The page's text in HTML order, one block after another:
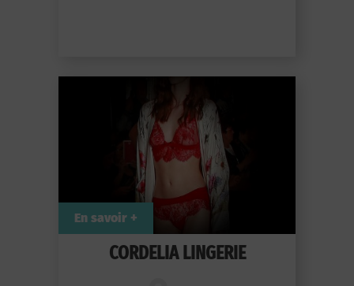
CORDELIA LINGERIE
En savoir +